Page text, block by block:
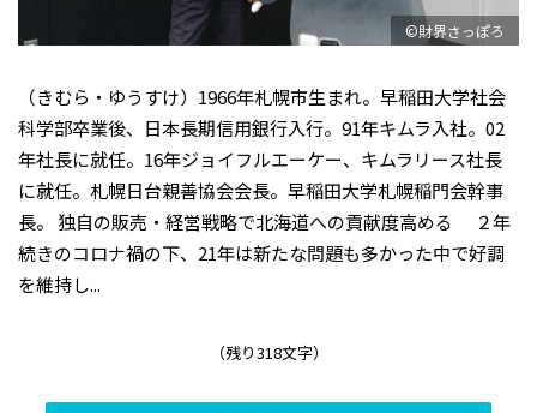
©財界さっぽろ
（きむら・ゆうすけ）1966年札幌市生まれ。早稲田大学社会
科学部卒業後、日本長期信用銀行入行。91年キムラ入社。02
年社長に就任。16年ジョイフルエーケー、キムラリース社長
に就任。札幌日台親善協会会長。早稲田大学札幌稲門会幹事
長。 独自の販売・経営戦略で北海道への貢献度高める ２年
続きのコロナ禍の下、21年は新たな問題も多かった中で好調
を維持し...
（残り318文字）